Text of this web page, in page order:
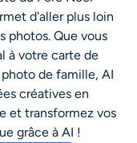
d'aller plus loin
photos. Que vous
à votre carte de
de famille, AI
créatives en
et transformez vos
grâce à AI !